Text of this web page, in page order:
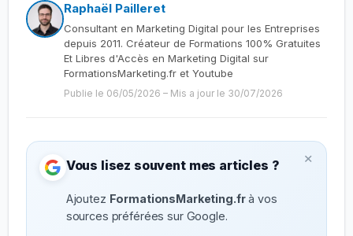
Raphaël Pailleret
Consultant en Marketing Digital pour les Entreprises
depuis 2011. Créateur de Formations 100% Gratuites
Et Libres d'Accès en Marketing Digital sur
FormationsMarketing.fr et Youtube
Publie le 06/05/2026 – Mis a jour le 30/07/2026
×
Vous lisez souvent mes articles ?
Ajoutez FormationsMarketing.frà vos
sources préférées sur Google.